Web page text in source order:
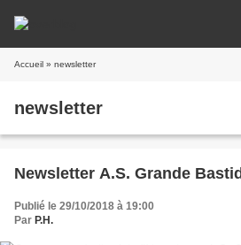
Accueil » newsletter
newsletter
Newsletter A.S. Grande
Publié le 29/10/2018 à 19:00
Par P.H.